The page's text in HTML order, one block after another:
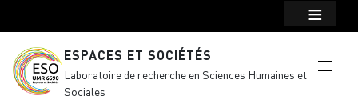
ESPACES ET SOCIÉTÉS
Laboratoire de recherche en Sciences Humaines et
Sociales